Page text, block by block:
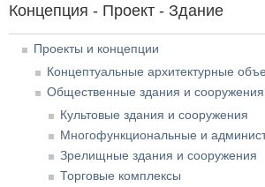
Концепция - Проект - Здание
Проекты и концепции
Концептуальные архитектурные
Общественные здания и сооружения
Культовые здания и сооружения
Многофункциональные и
Зрелищные здания и сооружения
Торговые комплексы